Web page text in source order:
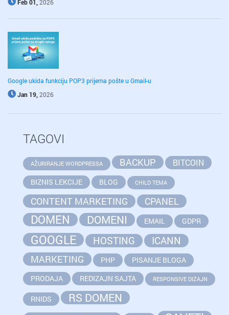
Feb 01,2026
Google ukida funkciju POP3 prijema pošte u Gmail-u
Jan 19,2026
TAGOVI
AŽURIRANJE WORDPRESSA BACKUP BITCOIN
BIZNIS LEKCIJE BLOG CHILD TEMA
CONTENT MARKETING CPANEL
DOMEN DOMENI EMAIL GDPR
GOOGLE HOSTING ICANN
MARKETING PHP
PISANJE BLOGA
PRODAJA
REDIZAJN SAJTA RESPONSIVE DIZAJN
RNIDS RS DOMEN